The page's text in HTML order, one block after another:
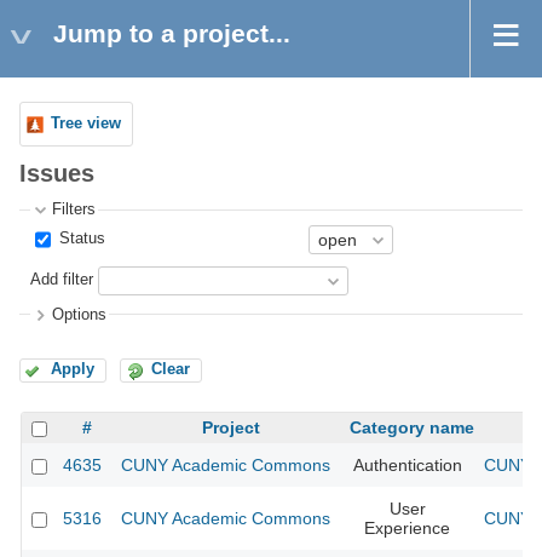
Jump to a project...
Tree view
Issues
Filters
Status
Add filter
Options
Apply Clear
# Project
Category name
4635
CUNY Academic Commons Authentication CUNY
5316 CUNY Academic Commons
User
Experience
CUNY